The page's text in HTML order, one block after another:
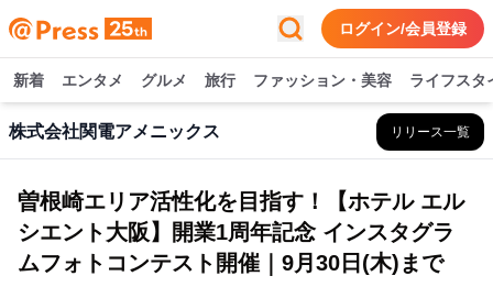
ログイン/会員登録
新着 エンタメ グルメ 旅行 ファッション・美容 ライフスタ
株式会社関電アメニックス リリース一覧
曽根崎エリア活性化を目指す！【ホテル エル
シエント大阪】開業1周年記念 インスタグラ
ムフォトコンテスト開催｜9月30日(木)まで